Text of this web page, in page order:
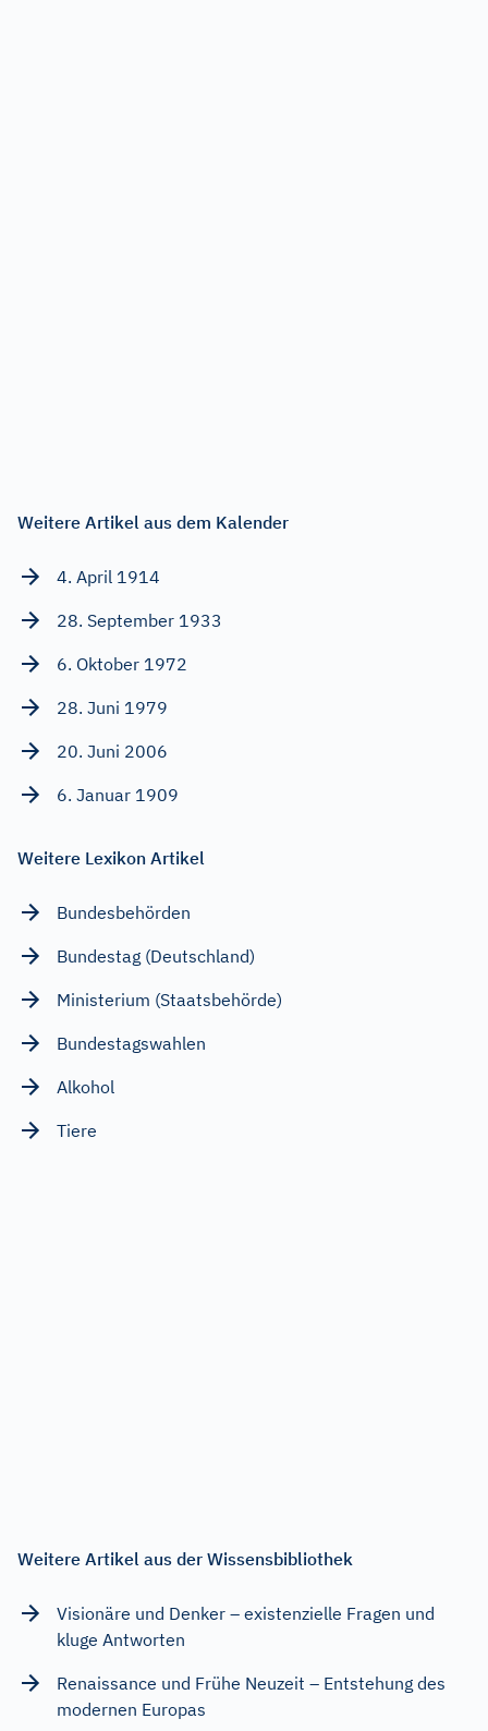
Weitere Artikel aus dem Kalender
4. April 1914
28. September 1933
6. Oktober 1972
28. Juni 1979
20. Juni 2006
6. Januar 1909
Weitere Lexikon Artikel
Bundesbehörden
Bundestag (Deutschland)
Ministerium (Staatsbehörde)
Bundestagswahlen
Alkohol
Tiere
Weitere Artikel aus der Wissensbibliothek
Visionäre und Denker – existenzielle Fragen und
kluge Antworten
Renaissance und Frühe Neuzeit – Entstehung des
modernen Europas